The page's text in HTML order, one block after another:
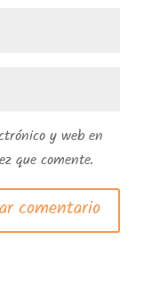
y web en
que comente.